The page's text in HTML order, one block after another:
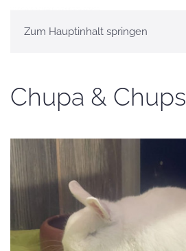
Zum Hauptinhalt springen
Chupa & Chups